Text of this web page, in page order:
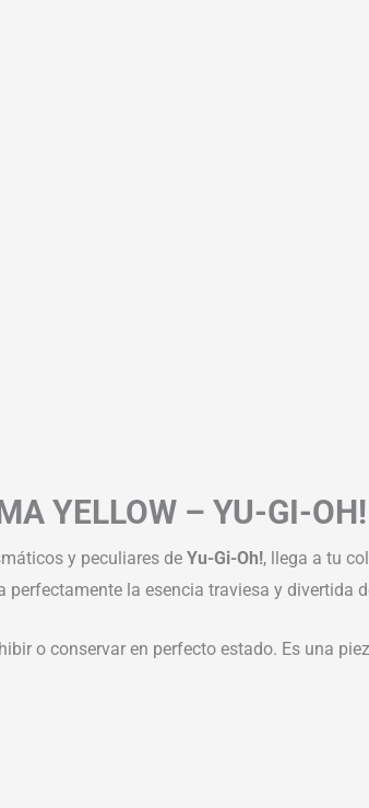
YELLOW – YU-GI-
y peculiares de Yu-Gi-Oh!, llega a tu
la esencia traviesa y divertida
o conservar en perfecto estado. Es una